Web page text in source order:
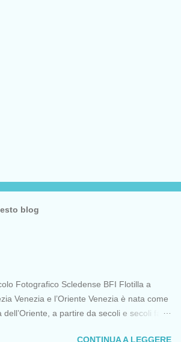
blog
Fotografico Scledense BFI Flotilla a
Venezia e l’Oriente Venezia è nata come
dell’Oriente, a partire da secoli e secoli fa ai
CONTINUA A LEGGERE